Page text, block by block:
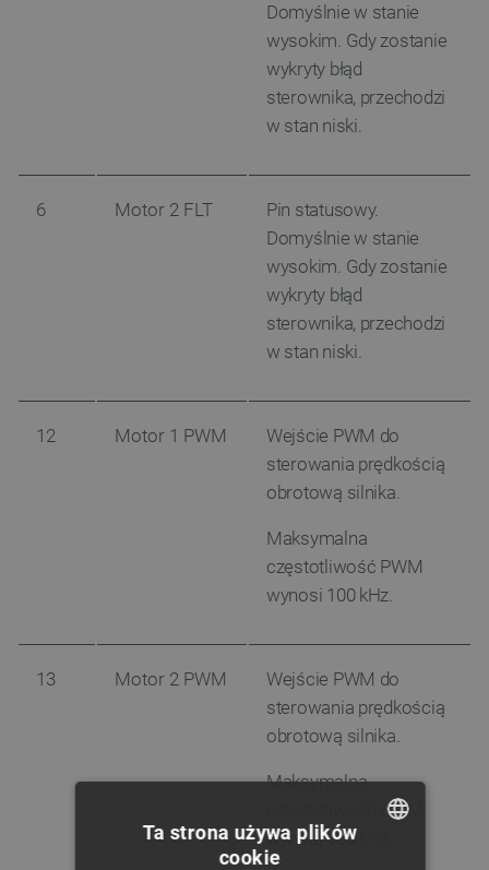
Domyślnie w stanie
wysokim. Gdy zostanie
wykryty błąd
sterownika, przechodzi
w stan niski.
6 Motor 2 FLT
Pin statusowy.
Domyślnie w stanie
wysokim. Gdy zostanie
wykryty błąd
sterownika, przechodzi
w stan niski.
12 Motor 1 PWM
Wejście PWM do
sterowania prędkością
obrotową silnika.
Maksymalna
częstotliwość PWM
wynosi 100 kHz.
13 Motor 2 PWM
Wejście PWM do
sterowania prędkością
obrotową silnika.
Maksymalna
częstotliwość PWM
wynosi 100 kHz.
Ta strona używa plików
cookie